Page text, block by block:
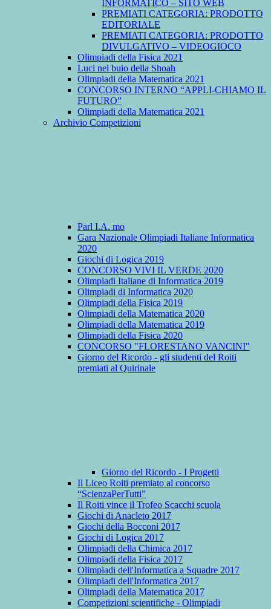
INFORMATICO – SITO WEB
PREMIATI CATEGORIA: PRODOTTO
EDITORIALE
PREMIATI CATEGORIA: PRODOTTO
DIVULGATIVO – VIDEOGIOCO
Olimpiadi della Fisica 2021
Luci nel buio della Shoah
Olimpiadi della Matematica 2021
CONCORSO INTERNO “APPLI-CHIAMO IL
FUTURO”
Olimpiadi della Matematica 2021
Archivio Competizioni
Parl I.A. mo
Gara Nazionale Olimpiadi Italiane Informatica
2020
Giochi di Logica 2019
CONCORSO VIVI IL VERDE 2020
Olimpiadi Italiane di Informatica 2019
Olimpiadi di Informatica 2020
Olimpiadi della Fisica 2019
Olimpiadi della Matematica 2020
Olimpiadi della Matematica 2019
Olimpiadi della Fisica 2020
CONCORSO "FLORESTANO VANCINI"
Giorno del Ricordo - gli studenti del Roiti
premiati al Quirinale
Giorno del Ricordo - I Progetti
Il Liceo Roiti premiato al concorso
“ScienzaPerTutti”
Il Roiti vince il Trofeo Scacchi scuola
Giochi di Anacleto 2017
Giochi della Bocconi 2017
Giochi di Logica 2017
Olimpiadi della Chimica 2017
Olimpiadi della Fisica 2017
Olimpiadi dell'Informatica a Squadre 2017
Olimpiadi dell'Informatica 2017
Olimpiadi della Matematica 2017
Competizioni scientifiche - Olimpiadi